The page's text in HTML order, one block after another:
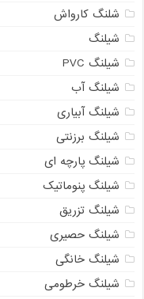
شلنگ کارواش
شیلنگ
شیلنگ PVC
شیلنگ آب
شیلنگ آبیاری
شیلنگ برزنتی
شیلنگ پارچه ای
شیلنگ پنوماتیک
شیلنگ تزریق
شیلنگ حصیری
شیلنگ خانگی
شیلنگ خرطومی